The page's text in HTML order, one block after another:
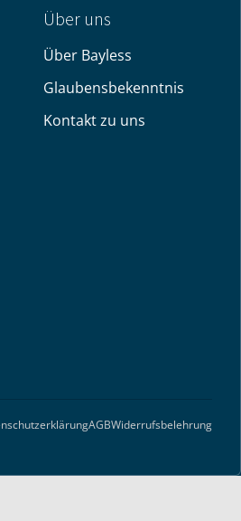
Über uns
Über Bayless
Glaubensbekenntnis
Kontakt zu uns
AGBWiderrufsbelehrung